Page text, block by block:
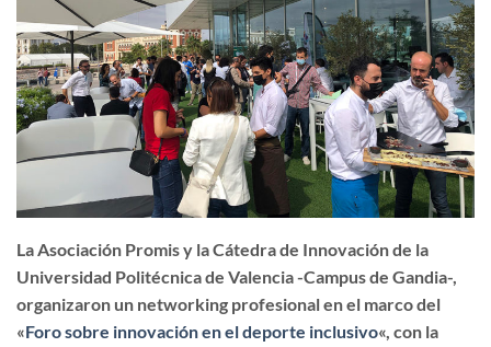
La Asociación Promis y la Cátedra de Innovación de la
Universidad Politécnica de Valencia -Campus de Gandia-,
organizaron un networking profesional en el marco del
«Foro sobre innovación en el deporte inclusivo«, con la